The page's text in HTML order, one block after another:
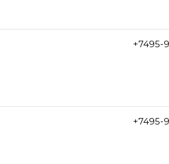
+7495-
+7495-